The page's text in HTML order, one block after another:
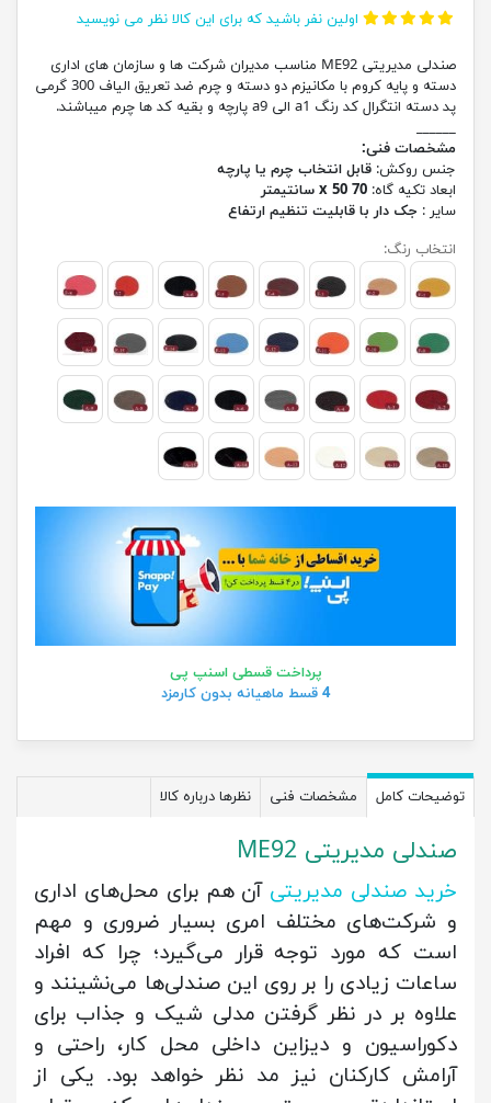
اولین نفر باشید که برای این کالا نظر می نویسید
صندلی مدیریتی ME92 مناسب مدیران شرکت ها و سازمان های اداری
دسته و پایه کروم با مکانیزم دو دسته و چرم ضد تعریق الیاف 300 گرمی
پد دسته انتگرال کد رنگ a1 الی a9 پارچه و بقیه کد ها چرم میباشند.
______
مشخصات فنی:
جنس روکش: قابل انتخاب چرم یا پارچه
ابعاد تکیه گاه: 70 x 50 سانتیمتر
سایر : جک دار با قابلیت تنظیم ارتفاع
انتخاب رنگ:
پرداخت قسطی اسنپ پی
4 قسط ماهیانه بدون کارمزد
توضیحات کامل مشخصات فنی نظرها درباره کالا
صندلی مدیریتی ME92
خرید صندلی مدیریتی آن هم برای محل‌های اداری
و شرکت‌های مختلف امری بسیار ضروری و مهم
است که مورد توجه قرار می‌گیرد؛ چرا که افراد
ساعات زیادی را بر روی این صندلی‌ها می‌نشینند و
علاوه بر در نظر گرفتن مدلی شیک و جذاب برای
دکوراسیون و دیزاین داخلی محل کار، راحتی و
آرامش کارکنان نیز مد نظر خواهد بود. یکی از